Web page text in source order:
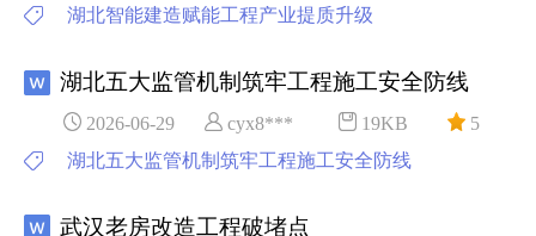
湖北智能建造赋能工程产业提质升级
湖北五大监管机制筑牢工程施工安全防线
2026-06-29 cyx8*** 19KB
5
湖北五大监管机制筑牢工程施工安全防线
武汉老房改造工程破堵点